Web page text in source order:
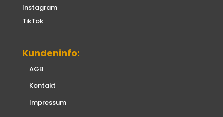
Instagram
TikTok
Kundeninfo:
AGB
Kontakt
Impressum